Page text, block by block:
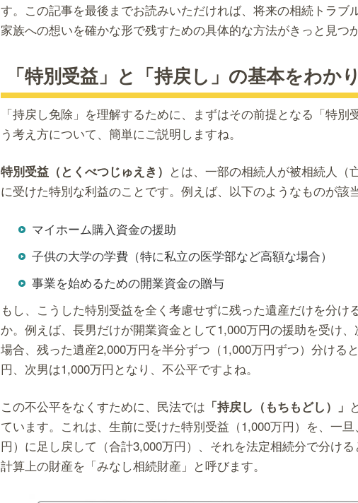
す。この記事を最後までお読みいただければ、将来の相続トラブ
家族への想いを確かな形で残すための具体的な方法がきっと見つ
「特別受益」と「持戻し」の基本をわか
「持戻し免除」を理解するために、まずはその前提となる「特別
う考え方について、簡単にご説明しますね。
特別受益（とくべつじゅえき） とは、一部の相続人が被相続人（
に受けた特別な利益のことです。例えば、以下のようなものが該
マイホーム購入資金の援助
子供の大学の学費（特に私立の医学部など高額な場合）
事業を始めるための開業資金の贈与
もし、こうした特別受益を全く考慮せずに残った遺産だけを分け
か。例えば、長男だけが開業資金として1,000万円の援助を受け
場合、残った遺産2,000万円を半分ずつ（1,000万円ずつ）分ける
円、次男は1,000万円となり、不公平ですよね。
この不公平をなくすために、民法では 「持戻し（もちもどし）」
ています。これは、生前に受けた特別受益（1,000万円）を、一
円）に足し戻して（合計3,000万円）、それを法定相続分で分け
計算上の財産を「みなし相続財産」と呼びます。